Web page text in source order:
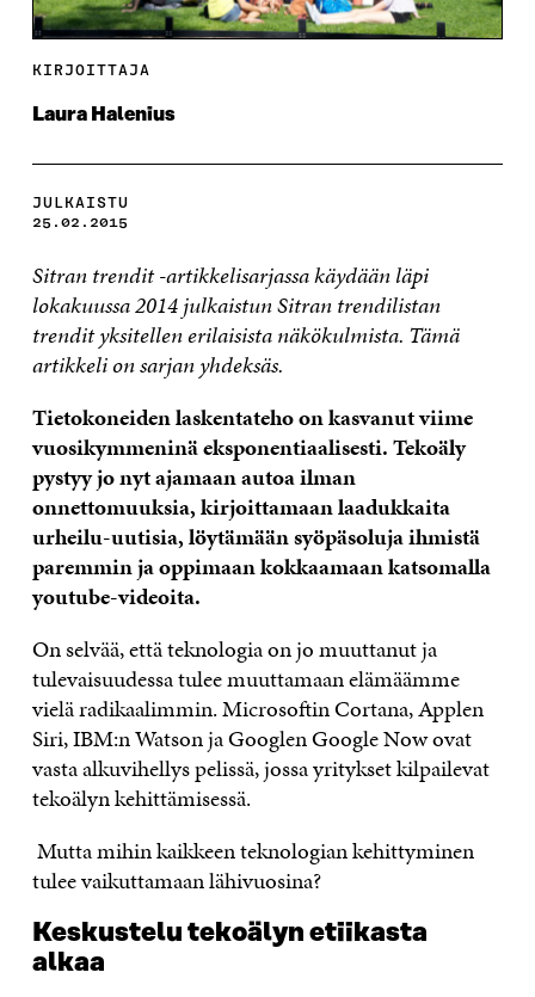
KIRJOITTAJA
Laura Halenius
JULKAISTU
25.02.2015
Sitran trendit -artikkelisarjassa käydään läpi
lokakuussa 2014 julkaistun Sitran trendilistan
trendit yksitellen erilaisista näkökulmista. Tämä
artikkeli on sarjan yhdeksäs.
Tietokoneiden laskentateho on kasvanut viime
vuosikymmeninä eksponentiaalisesti. Tekoäly
pystyy jo nyt ajamaan autoa ilman
onnettomuuksia, kirjoittamaan laadukkaita
urheilu-uutisia, löytämään syöpäsoluja ihmistä
paremmin ja oppimaan kokkaamaan katsomalla
youtube-videoita.
On selvää, että teknologia on jo muuttanut ja
tulevaisuudessa tulee muuttamaan elämäämme
vielä radikaalimmin. Microsoftin Cortana, Applen
Siri, IBM:n Watson ja Googlen Google Now ovat
vasta alkuvihellys pelissä, jossa yritykset kilpailevat
tekoälyn kehittämisessä.
Mutta mihin kaikkeen teknologian kehittyminen
tulee vaikuttamaan lähivuosina?
Keskustelu tekoälyn etiikasta
alkaa